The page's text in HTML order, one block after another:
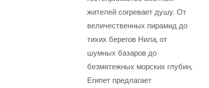
жителей согревает душу. От
величественных пирамид до
тихих берегов Нила, от
шумных базаров до
безмятежных морских глубин,
Египет предлагает